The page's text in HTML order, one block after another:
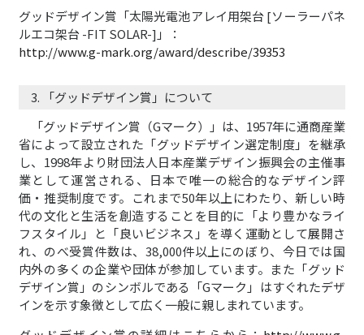
グッドデザイン賞「太陽光電池アレイ用架台 [ソーラーパネ
ルエコ架台 -FIT SOLAR-]」：
http://www.g-mark.org/award/describe/39353
3. 「グッドデザイン賞」について
「グッドデザイン賞（Gマーク）」は、1957年に通商産業
省によって設立された「グッドデザイン選定制度」を継承
し、1998年より財団法人日本産業デザイン振興会の主催事
業として運営される、日本で唯一の総合的なデザイン評
価・推奨制度です。これまで50年以上にわたり、新しい時
代の文化と生活を創造することを目的に「より豊かなライ
フスタイル」と「良いビジネス」を導く運動として展開さ
れ、のべ受賞件数は、38,000件以上にのぼり、今日では国
内外の多くの企業や団体が参加しています。また「グッド
デザイン賞」のシンボルである「Gマーク」はすぐれたデザ
インを示す象徴として広く一般に親しまれています。